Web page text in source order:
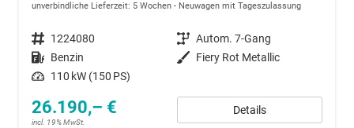
unverbindliche Lieferzeit: 5 Wochen Neuwagen mit Tageszulassung
Fahrzeugnummer 1224080 Getriebe Autom. 7-Gang
Kraftstoff Benzin Außenfarbe Fiery Rot Metallic
Leistung 110 kW (150 PS)
26.190,– €
incl. 19% MwSt.
Details